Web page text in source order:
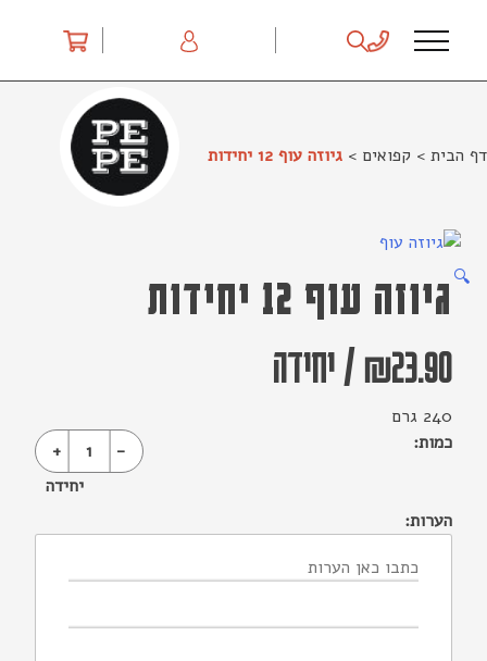
דף הבית > קפואים > גיוזה עוף 12 יחידות
🔍 גיוזה עוף 12 יחידות
₪23.90
/יחידה
240 גרם
כמות:
-
1
+
יחידה
הערות: